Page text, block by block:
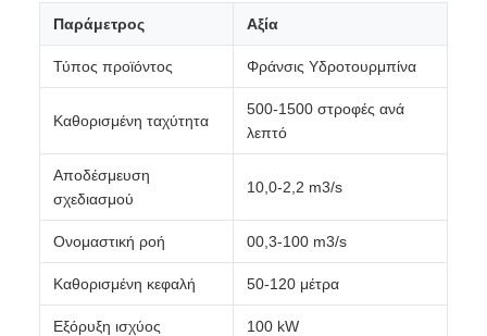
Παράμετρος Αξία
Τύπος προϊόντος Φράνσις Υδροτουρμπίνα
Καθορισμένη ταχύτητα
500-1500 στροφές ανά
λεπτό
Αποδέσμευση
σχεδιασμού
10,0-2,2 m3/s
Ονομαστική ροή 00,3-100 m3/s
Καθορισμένη κεφαλή 50-120 μέτρα
Εξόρυξη ισχύος 100 kW